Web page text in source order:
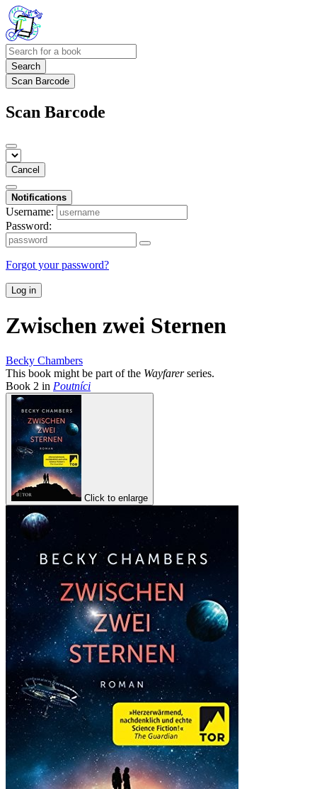
Search
Scan Barcode
Scan Barcode
Cancel
Notifications
Username:
Password:
Forgot your password?
Log in
Zwischen zwei Sternen
Becky Chambers
This book might be part of the Wayfarerseries.
Book 2 in Poutníci
Click to enlarge